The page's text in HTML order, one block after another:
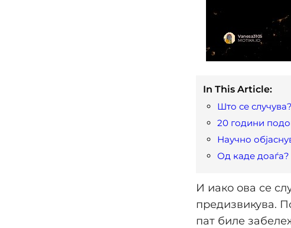
In This Article:
Што се случува?
20 години
Научно
Од каде доаѓа?
И иако ова се
предизвикува.
пат биле